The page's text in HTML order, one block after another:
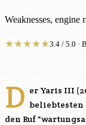
Weaknesses, engine
★★★★★3.4 / 5.0 ·
D er Yaris III
beliebtesten
den Ruf